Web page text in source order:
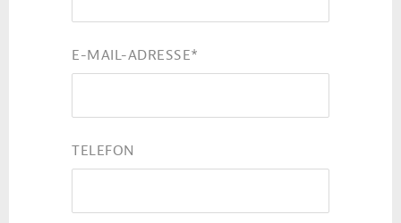
E-MAIL-ADRESSE*
TELEFON